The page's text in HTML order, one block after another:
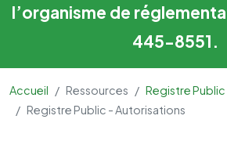
l’organisme de
445-8551.
Accueil Ressources
Registre Public
Registre Public - Autorisations